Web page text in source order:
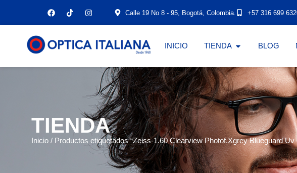
Calle 19 No 8 - 95, Bogotá, Colombia. +57 316 699
INICIO TIENDA BLOG
TIENDA
Inicio / Productos etiquetados “Zeiss-1.60 Clearview Photof.Xgrey Blueguard Uv